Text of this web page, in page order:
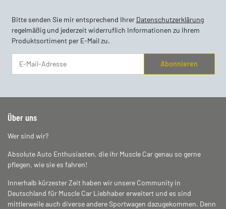
Bitte senden Sie mir entsprechend Ihrer Datenschutzerklärung
regelmäßig und jederzeit widerruflich Informationen zu Ihrem
Produktsortiment per E-Mail zu.
Abonnieren
Über uns
Wer sind wir?
Absolute Auto Enthusiasten, die ihr Muscle Car genau so gerne
pflegen, wie sie es fahren!
Innerhalb kürzester Zeit haben wir unsere Community in
Deutschland für Muscle Car Liebhaber erweitert und es sind
mittlerweile auch diverse andere Sportwagen dazugekommen. Denn